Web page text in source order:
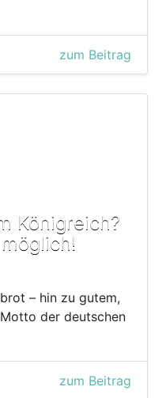
zum Beitrag
Königreich?
– hin zu gutem,
der deutschen
zum Beitrag